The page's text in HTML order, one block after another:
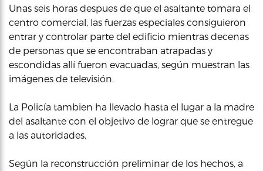
Unas seis horas despues de que el asaltante tomara el
centro comercial, las fuerzas especiales consiguieron
entrar y controlar parte del edificio mientras decenas
de personas que se encontraban atrapadas y
escondidas allí fueron evacuadas, según muestran las
imágenes de televisión.
La Policía tambien ha llevado hasta el lugar a la madre
del asaltante con el objetivo de lograr que se entregue
a las autoridades.
Según la reconstrucción preliminar de los hechos, a